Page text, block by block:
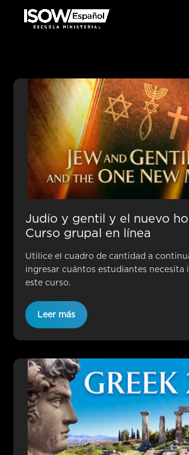
y Raíces Hebraicas
Judío y gentil y el nuevo
Curso grupal en línea
Utilice el cuadro de cantidad a
ingresar cuántos estudiantes necesita
este curso.
Leer más